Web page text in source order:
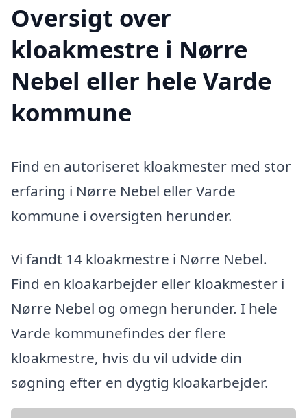
Oversigt over
kloakmestre i Nørre
Nebel eller hele Varde
kommune
Find en autoriseret kloakmester med stor
erfaring i Nørre Nebel eller Varde
kommune i oversigten herunder.
Vi fandt 14 kloakmestre i Nørre Nebel.
Find en kloakarbejder eller kloakmester i
Nørre Nebel og omegn herunder. I hele
Varde kommunefindes der flere
kloakmestre, hvis du vil udvide din
søgning efter en dygtig kloakarbejder.